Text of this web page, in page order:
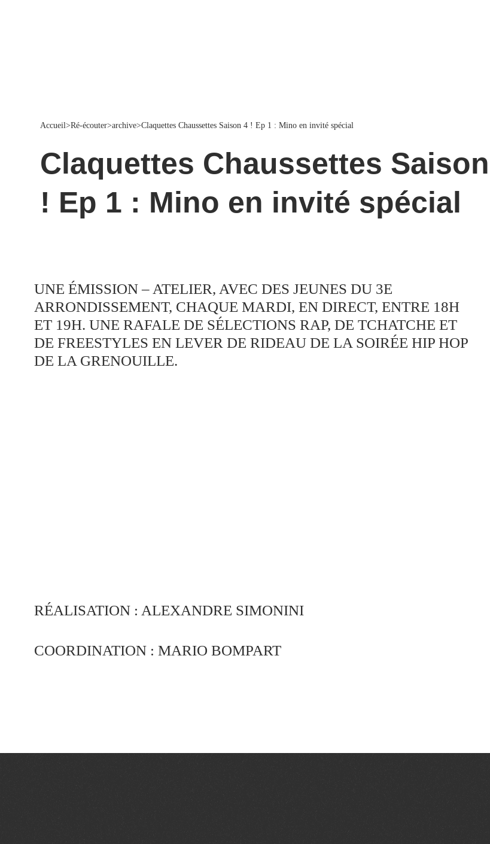
Accueil>Ré-écouter>archive>Claquettes Chaussettes Saison 4 ! Ep 1 : Mino en invité spécial
Claquettes Chaussettes Saison 4
! Ep 1 : Mino en invité spécial
UNE ÉMISSION – ATELIER, AVEC DES JEUNES DU 3E
ARRONDISSEMENT, CHAQUE MARDI, EN DIRECT, ENTRE 18H
ET 19H. UNE RAFALE DE SÉLECTIONS RAP, DE TCHATCHE ET
DE FREESTYLES EN LEVER DE RIDEAU DE LA SOIRÉE HIP HOP
DE LA GRENOUILLE.
RÉALISATION : ALEXANDRE SIMONINI
COORDINATION : MARIO BOMPART